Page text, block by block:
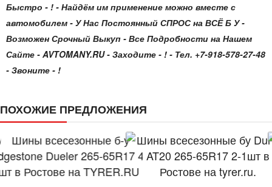
Быстро - ! - Найдём им применение можно вместе с
автомобилем - У Нас Постоянный СПРОС на ВСЁ Б У -
Возможен Срочный Выкуп - Все Подробности на Нашем
Сайте - AVTOMANY.RU - Заходите - ! - Тел. +7-918-578-27-48
- Звоните - !
ПОХОЖИЕ ПРЕДЛОЖЕНИЯ